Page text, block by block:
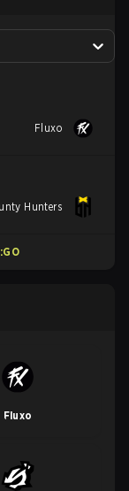
Fluxo
Hunters
Fluxo